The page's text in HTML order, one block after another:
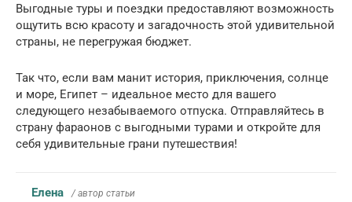
Выгодные туры и поездки предоставляют возможность
ощутить всю красоту и загадочность этой удивительной
страны, не перегружая бюджет.
Так что, если вам манит история, приключения, солнце
и море, Египет – идеальное место для вашего
следующего незабываемого отпуска. Отправляйтесь в
страну фараонов с выгодными турами и откройте для
себя удивительные грани путешествия!
Елена / автор статьи